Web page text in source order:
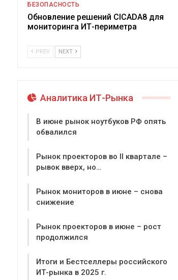
БЕЗОПАСНОСТЬ
Обновление решений CICADA8 для
мониторинга ИТ-периметра
PREV NEXT
Аналитика ИТ-Рынка
В июне рынок ноутбуков РФ опять
обвалился
Рынок проекторов во II квартале –
рывок вверх, но…
Рынок мониторов в июне – снова
снижение
Рынок проекторов в июне – рост
продолжился
Итоги и Бестселлеры российского
ИТ-рынка в 2025 г.